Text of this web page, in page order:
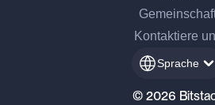
Kontaktiere
Sprache
© 2026